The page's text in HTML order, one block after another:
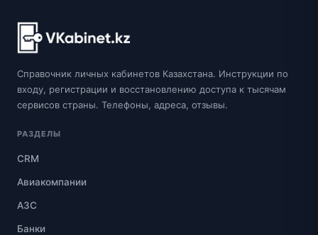
Справочник личных кабинетов Казахстана. Инструкции по
входу, регистрации и восстановлению доступа к тысячам
сервисов страны. Телефоны, адреса, отзывы.
РАЗДЕЛЫ
CRM
Авиакомпании
АЗС
Банки